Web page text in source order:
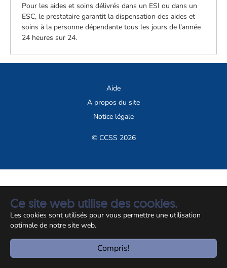
Ce site web utilise des cookies.
Les cookies sont utilisés pour vous permettre une utilisation
optimale de notre site web.
Compris!
Pour les aides et soins délivrés dans un ESI ou dans un
ESC, le prestataire garantit la dispensation des aides et
soins à la personne dépendante tous les jours de l'année
24 heures sur 24.
Aide
A propos du site
Notice légale
© CCSS 2026